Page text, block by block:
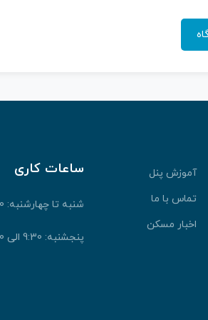
آموزش پنل
تماس با ما
اخبار مسکن
ساعات کاری
شنبه تا چهارشنبه: 9:30 الی 18:00
پنجشنبه: 9:30 الی 13:30